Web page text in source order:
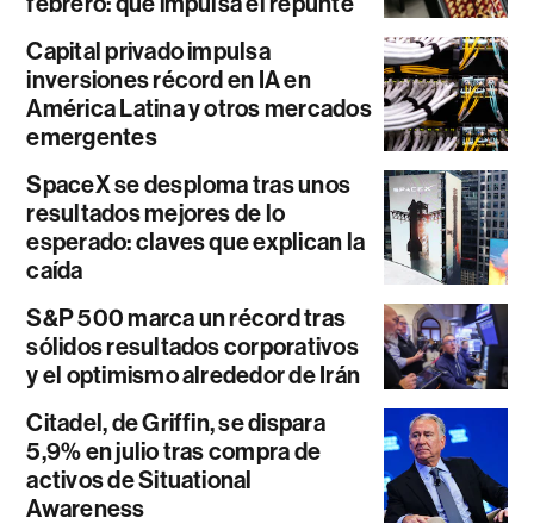
Capital privado impulsa
inversiones récord en IA en
América Latina y otros mercados
emergentes
SpaceX se desploma tras unos
resultados mejores de lo
esperado: claves que explican la
caída
S&P 500 marca un récord tras
sólidos resultados corporativos
y el optimismo alrededor de Irán
Citadel, de Griffin, se dispara
5,9% en julio tras compra de
activos de Situational
Awareness